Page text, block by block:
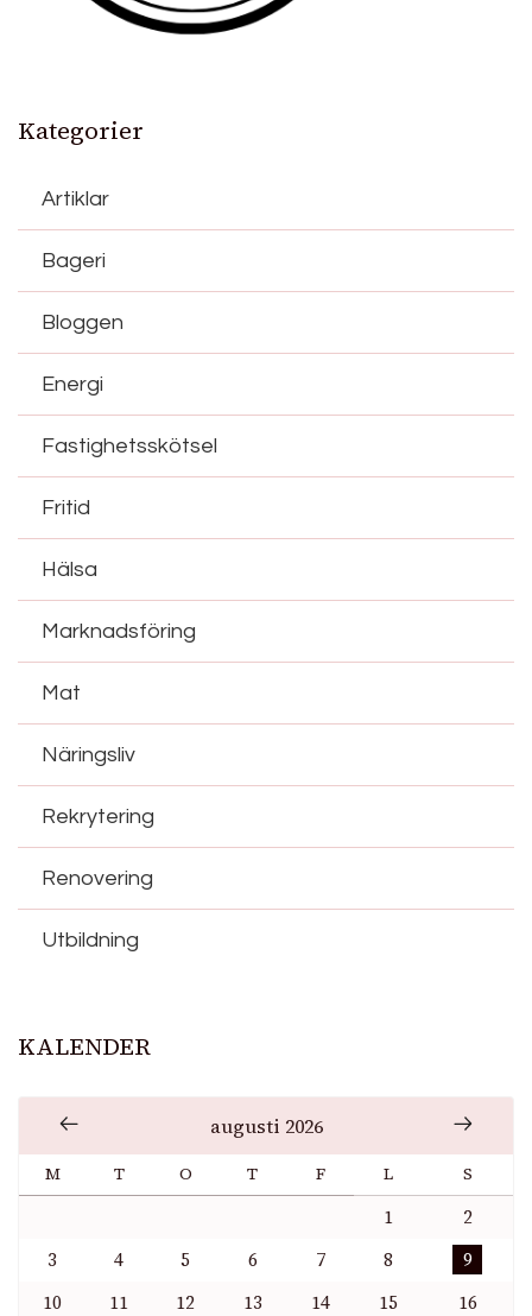
Kategorier
Artiklar
Bageri
Bloggen
Energi
Fastighetsskötsel
Fritid
Hälsa
Marknadsföring
Mat
Näringsliv
Rekrytering
Renovering
Utbildning
KALENDER
augusti 2026
M T O T F L S
1
2
3
4 5 6 7 8
9
10
11 12 13 14 15
16